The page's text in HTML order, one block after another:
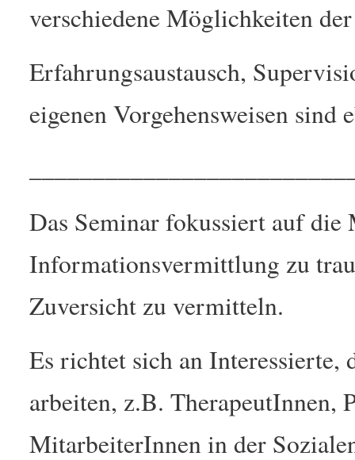
verschiedene Möglichkeiten
Erfahrungsaustausch,
eigenen Vorgehensweisen sind
Das Seminar fokussiert auf
Informationsvermittlung zu
Zuversicht zu vermitteln.
Es richtet sich an
arbeiten, z.B. TherapeutInnen,
MitarbeiterInnen in der